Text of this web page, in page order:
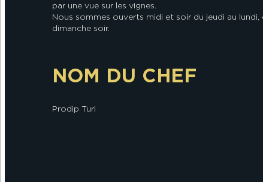
par une vue sur les vignes.
Nous sommes ouverts midi et soir du jeudi au lundi,
dimanche soir.
NOM DU CHEF
Prodip Turi